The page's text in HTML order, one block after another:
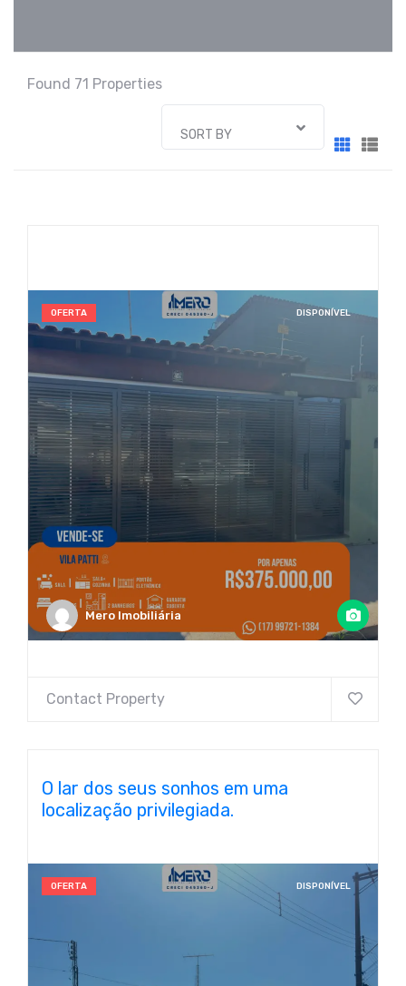
Found 71 Properties
SORT BY
OFERTA DISPONÍVEL
Mero Imobiliária
Contact Property
O lar dos seus sonhos em uma
localização privilegiada.
OFERTA DISPONÍVEL